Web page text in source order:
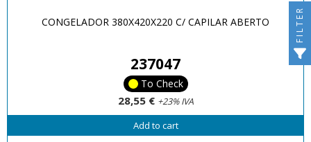
CONGELADOR 380X420X220 C/ CAPILAR ABERTO
237047
To Check
28,55 € +23% IVA
Add to cart
FILTER